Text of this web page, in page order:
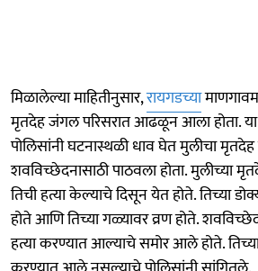
मिळालेल्या माहितीनुसार,रायगडच्या
मृतदेह जंगल परिसरात आढळून आला होता. या
पोलिसांनी घटनास्थळी धाव घेत मुलीचा
शवविच्छेदनासाठी पाठवला होता. मुलीच्या
तिची हत्या केल्याचे दिसून येत होते. तिच्या
होते आणि तिच्या गळ्यावर व्रण होते.
हत्या करण्यात आल्याचे समोर आले होते.